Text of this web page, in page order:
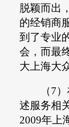
脱颖而出
的经销商
到了专业
会，而最
大上海大
（7）
述服务相
2009年上